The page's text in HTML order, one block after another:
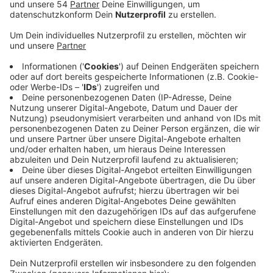
Das bundesweite Präventionsprojekt "Starke Kinder
gestartet. Mit der "starken Kinder Kiste" sollen
Kindergartenkinder spielerisch die eigenen
körperlichen Grenzen wahrnehmen und lernen,
auszusprechen, wenn sie etwas nicht möchten. Dafür
bekommen die teilnehmenden Kitas eine Kiste mit
Material - zum Beispiel Handpuppen, CDs und
Magnettafeln. Auch Anleitungen für die Erzieher sind
dabei. Entwickelt wurde das Projekt von den
Kinderschutzorganisationen Hänsel und Gretel und
Petze Kiel. Der Mönchengladbacher Verein
Zornröschen unterstützt das Ganze mit Fortbildungen
und Elternabenden. Im März soll das Projekt dann bei
der Kita "Meeresstrolche" an der Rohrstraße gestartet
werden. Weitere Infos zum Präventionsprojekt findet